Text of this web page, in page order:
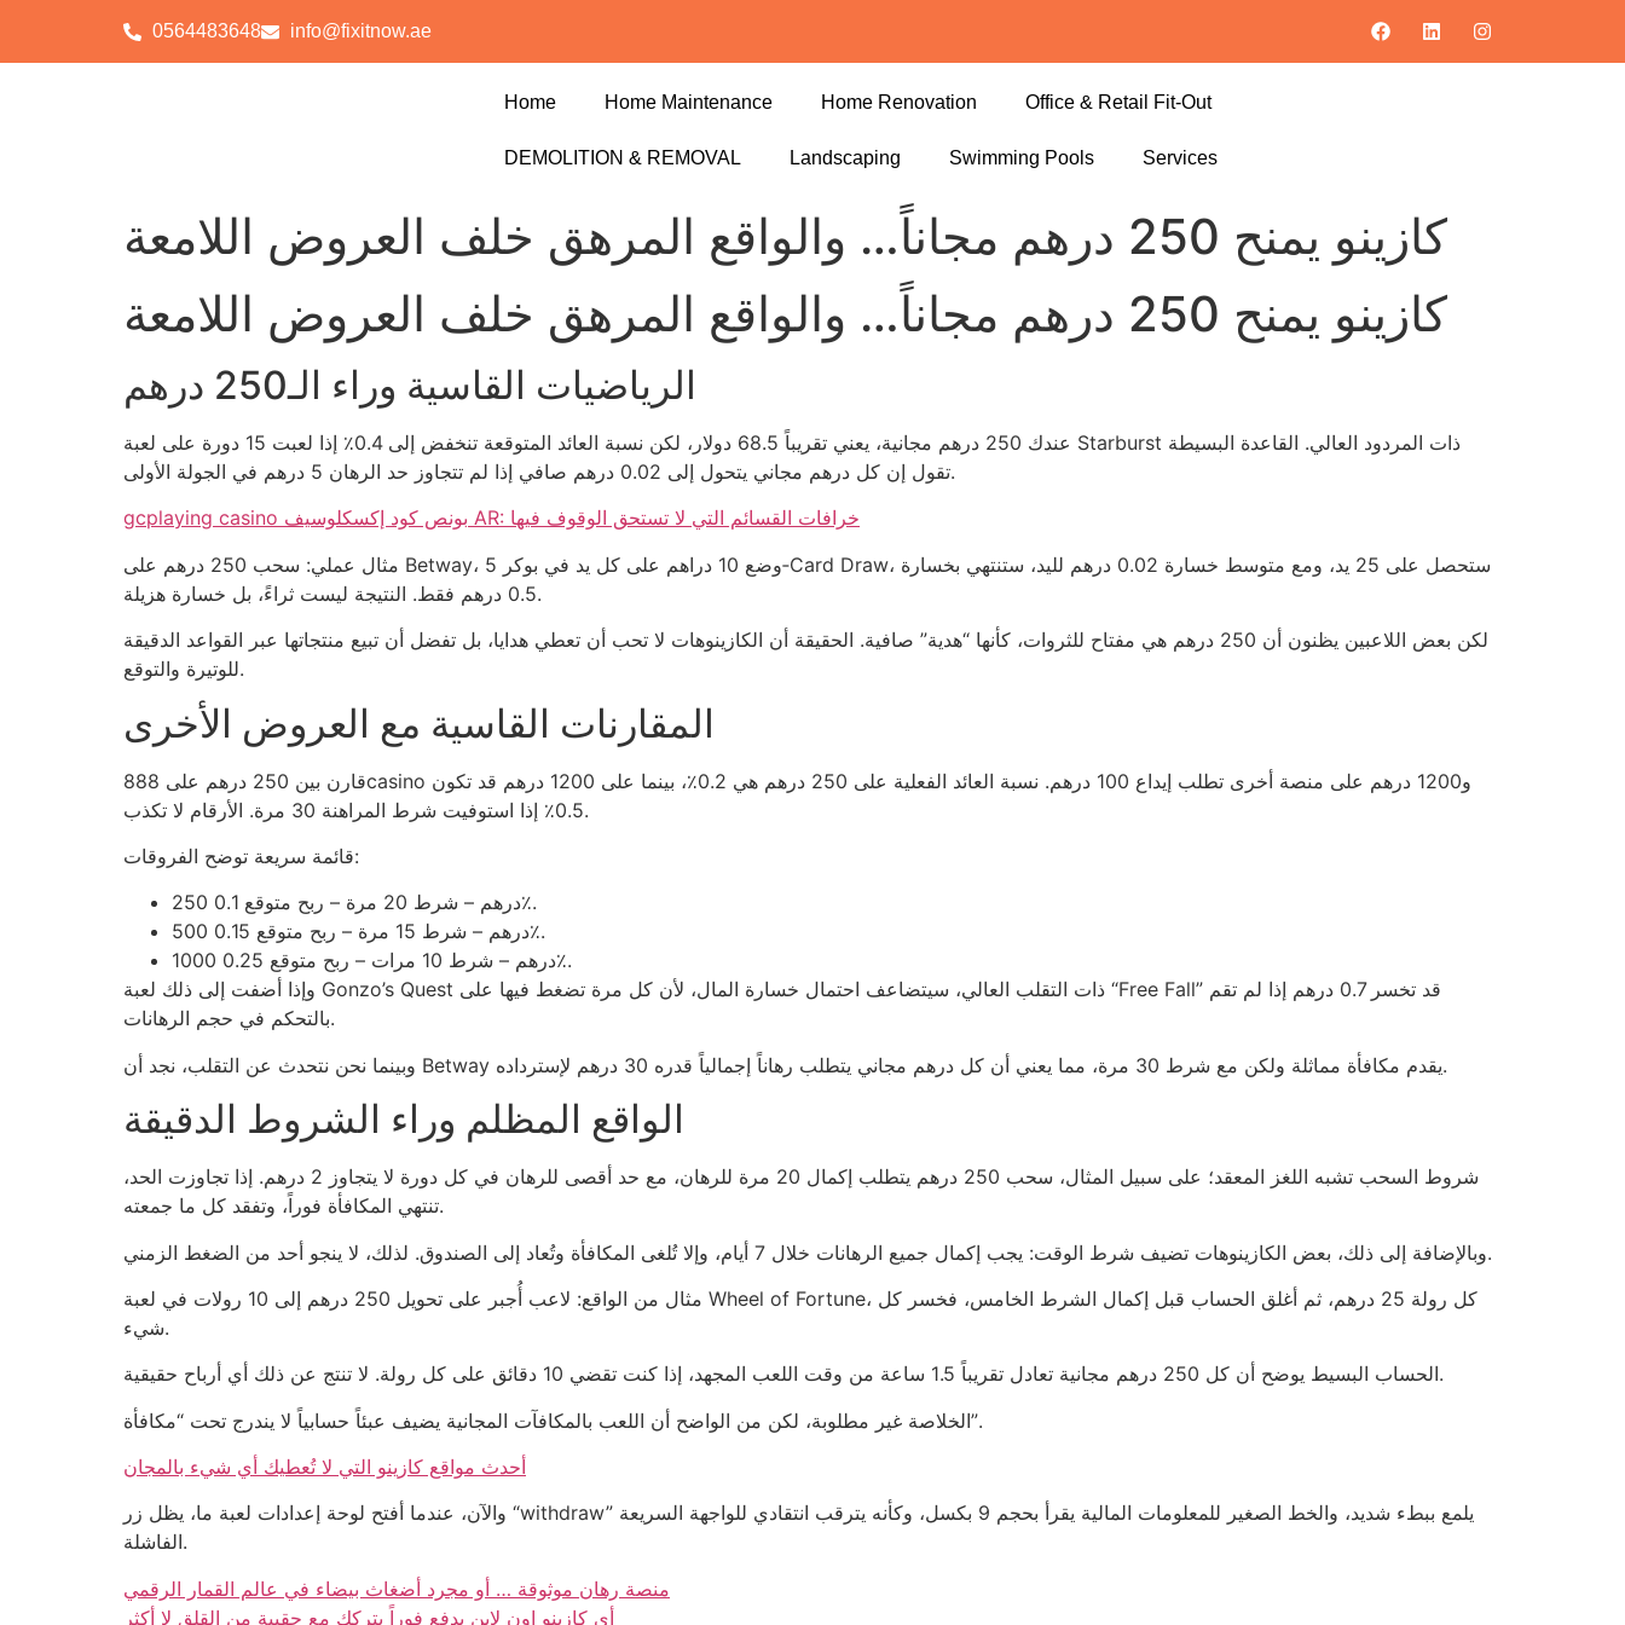
0564483648 info@fixitnow.ae
Home Home Maintenance Home Renovation Office & Retail Fit-Out
DEMOLITION & REMOVAL Landscaping Swimming Pools Services
كازينو يمنح 250 درهم مجاناً… والواقع المرهق خلف العروض اللامعة
كازينو يمنح 250 درهم مجاناً… والواقع المرهق خلف العروض اللامعة
الرياضيات القاسية وراء الـ250 درهم
عندك 250 درهم مجانية، يعني تقريباً 68.5 دولار، لكن نسبة العائد المتوقعة تنخفض إلى 0.4٪ إذا لعبت 15 دورة على لعبة Starburst ذات المردود العالي. القاعدة البسيطة
تقول إن كل درهم مجاني يتحول إلى 0.02 درهم صافي إذا لم تتجاوز حد الرهان 5 درهم في الجولة الأولى.
gcplaying casino بونص كود إكسكلوسيف AR: خرافات القسائم التي لا تستحق الوقوف فيها
مثال عملي: سحب 250 درهم على Betway، وضع 10 دراهم على كل يد في بوكر 5‑Card Draw، ستحصل على 25 يد، ومع متوسط خسارة 0.02 درهم لليد، ستنتهي بخسارة
0.5 درهم فقط. النتيجة ليست ثراءً، بل خسارة هزيلة.
لكن بعض اللاعبين يظنون أن 250 درهم هي مفتاح للثروات، كأنها “هدية” صافية. الحقيقة أن الكازينوهات لا تحب أن تعطي هدايا، بل تفضل أن تبيع منتجاتها عبر القواعد الدقيقة
للوتيرة والتوقع.
المقارنات القاسية مع العروض الأخرى
قارن بين 250 درهم على 888casino و1200 درهم على منصة أخرى تطلب إيداع 100 درهم. نسبة العائد الفعلية على 250 درهم هي 0.2٪، بينما على 1200 درهم قد تكون
0.5٪ إذا استوفيت شرط المراهنة 30 مرة. الأرقام لا تكذب.
قائمة سريعة توضح الفروقات:
250 درهم – شرط 20 مرة – ربح متوقع 0.1٪.
500 درهم – شرط 15 مرة – ربح متوقع 0.15٪.
1000 درهم – شرط 10 مرات – ربح متوقع 0.25٪.
وإذا أضفت إلى ذلك لعبة Gonzo’s Quest ذات التقلب العالي، سيتضاعف احتمال خسارة المال، لأن كل مرة تضغط فيها على “Free Fall” قد تخسر 0.7 درهم إذا لم تقم
بالتحكم في حجم الرهانات.
وبينما نحن نتحدث عن التقلب، نجد أن Betway يقدم مكافأة مماثلة ولكن مع شرط 30 مرة، مما يعني أن كل درهم مجاني يتطلب رهاناً إجمالياً قدره 30 درهم لإسترداده.
الواقع المظلم وراء الشروط الدقيقة
شروط السحب تشبه اللغز المعقد؛ على سبيل المثال، سحب 250 درهم يتطلب إكمال 20 مرة للرهان، مع حد أقصى للرهان في كل دورة لا يتجاوز 2 درهم. إذا تجاوزت الحد،
تنتهي المكافأة فوراً، وتفقد كل ما جمعته.
وبالإضافة إلى ذلك، بعض الكازينوهات تضيف شرط الوقت: يجب إكمال جميع الرهانات خلال 7 أيام، وإلا تُلغى المكافأة وتُعاد إلى الصندوق. لذلك، لا ينجو أحد من الضغط الزمني.
مثال من الواقع: لاعب أُجبر على تحويل 250 درهم إلى 10 رولات في لعبة Wheel of Fortune، كل رولة 25 درهم، ثم أغلق الحساب قبل إكمال الشرط الخامس، فخسر كل
شيء.
الحساب البسيط يوضح أن كل 250 درهم مجانية تعادل تقريباً 1.5 ساعة من وقت اللعب المجهد، إذا كنت تقضي 10 دقائق على كل رولة. لا تنتج عن ذلك أي أرباح حقيقية.
الخلاصة غير مطلوبة، لكن من الواضح أن اللعب بالمكافآت المجانية يضيف عبئاً حسابياً لا يندرج تحت “مكافأة”.
أحدث مواقع كازينو التي لا تُعطيك أي شيء بالمجان
والآن، عندما أفتح لوحة إعدادات لعبة ما، يظل زر “withdraw” يلمع ببطء شديد، والخط الصغير للمعلومات المالية يقرأ بحجم 9 بكسل، وكأنه يترقب انتقادي للواجهة السريعة
الفاشلة.
منصة رهان موثوقة … أو مجرد أضغاث بيضاء في عالم القمار الرقمي
أي كازينو اون لاين يدفع فوراً يتركك مع حقيبة من القلق لا أكثر